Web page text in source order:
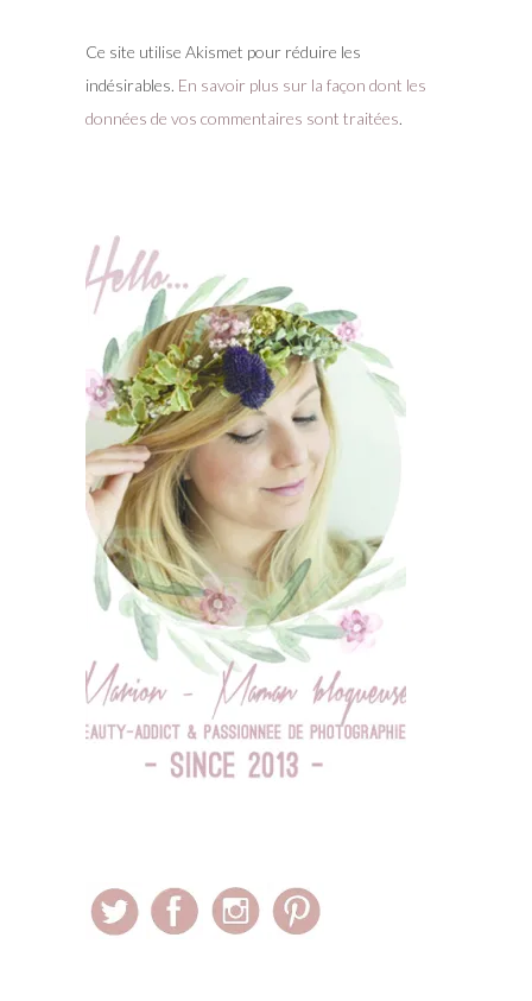
Ce site utilise Akismet pour réduire les
indésirables. En savoir plus sur la façon dont les
données de vos commentaires sont traitées.